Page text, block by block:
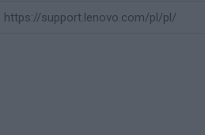
https://support.lenovo.com/pl/pl/